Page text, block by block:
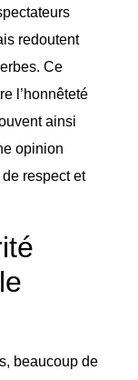
redoutent
Ce
l’honnêteté
ainsi
opinion
respect et
beaucoup de